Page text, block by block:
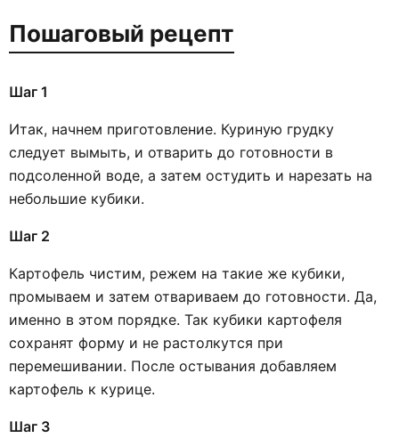
Пошаговый рецепт
Шаг 1
Итак, начнем приготовление. Куриную грудку
следует вымыть, и отварить до готовности в
подсоленной воде, а затем остудить и нарезать на
небольшие кубики.
Шаг 2
Картофель чистим, режем на такие же кубики,
промываем и затем отвариваем до готовности. Да,
именно в этом порядке. Так кубики картофеля
сохранят форму и не растолкутся при
перемешивании. После остывания добавляем
картофель к курице.
Шаг 3